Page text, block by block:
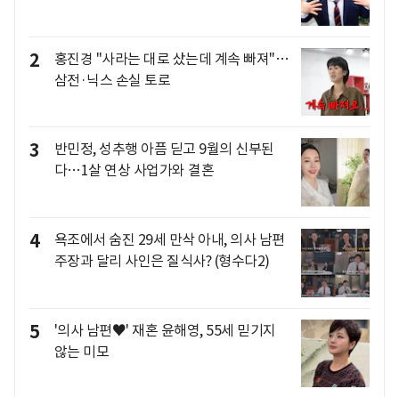
2
홍진경 "사라는 대로 샀는데 계속 빠져"…
삼전·닉스 손실 토로
3
반민정, 성추행 아픔 딛고 9월의 신부된
다…1살 연상 사업가와 결혼
4
욕조에서 숨진 29세 만삭 아내, 의사 남편
주장과 달리 사인은 질식사? (형수다2)
5
'의사 남편♥' 재혼 윤해영, 55세 믿기지
않는 미모